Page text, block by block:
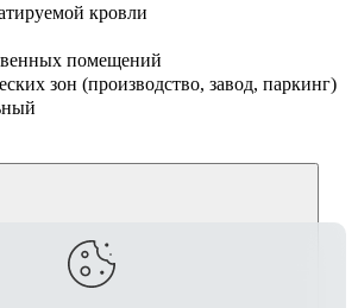
кровли
помещений
зон (производство, завод, паркинг)